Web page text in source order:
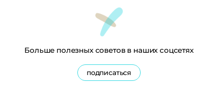
Больше полезных советов в наших соцсетях
подписаться